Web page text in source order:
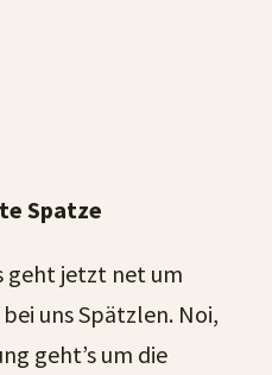
Spatze
geht jetzt net um
uns Spätzlen. Noi,
geht’s um die